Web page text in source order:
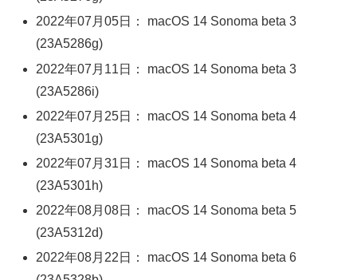
2022年07月05日： macOS 14 Sonoma beta 3
(23A5286g)
2022年07月11日： macOS 14 Sonoma beta 3
(23A5286i)
2022年07月25日： macOS 14 Sonoma beta 4
(23A5301g)
2022年07月31日： macOS 14 Sonoma beta 4
(23A5301h)
2022年08月08日： macOS 14 Sonoma beta 5
(23A5312d)
2022年08月22日： macOS 14 Sonoma beta 6